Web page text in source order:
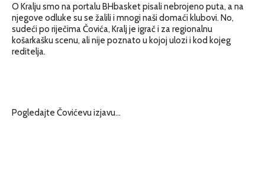
O Kralju smo na portalu BHbasket pisali nebrojeno puta, a na
njegove odluke su se žalili i mnogi naši domaći klubovi. No,
sudeći po riječima Čovića, Kralj je igrač i za regionalnu
košarkašku scenu, ali nije poznato u kojoj ulozi i kod kojeg
reditelja.
Pogledajte Čovićevu izjavu…